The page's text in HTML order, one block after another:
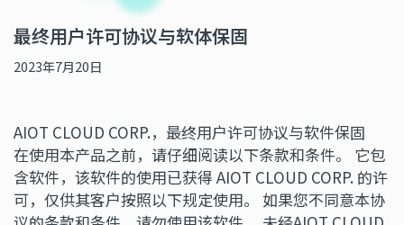
最终用户许可协议与软体保固
2023年7月20日
AIOT CLOUD CORP.，最终用户许可协议与软件保固
在使用本产品之前，请仔细阅读以下条款和条件。 它包
含软件，该软件的使用已获得 AIOT CLOUD CORP. 的许
可，仅供其客户按照以下规定使用。 如果您不同意本协